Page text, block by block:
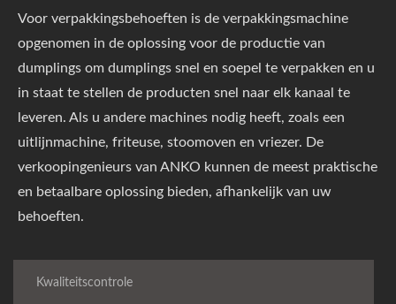
Voor verpakkingsbehoeften is de verpakkingsmachine
opgenomen in de oplossing voor de productie van
dumplings om dumplings snel en soepel te verpakken en u
in staat te stellen de producten snel naar elk kanaal te
leveren. Als u andere machines nodig heeft, zoals een
uitlijnmachine, friteuse, stoomoven en vriezer. De
verkoopingenieurs van ANKO kunnen de meest praktische
en betaalbare oplossing bieden, afhankelijk van uw
behoeften.
Kwaliteitscontrole